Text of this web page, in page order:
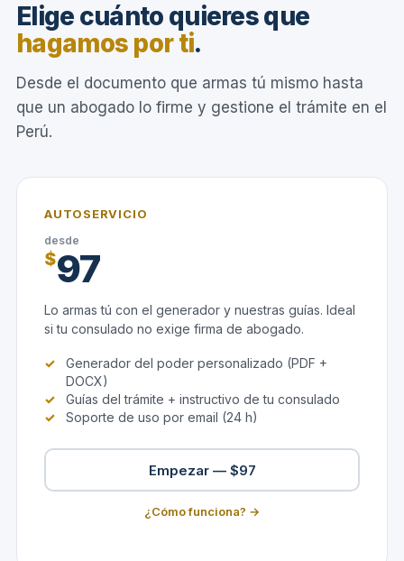
Elige cuánto quieres que
hagamos por ti.
Desde el documento que armas tú mismo hasta
que un abogado lo firme y gestione el trámite en el
Perú.
AUTOSERVICIO
desde
$97
Lo armas tú con el generador y nuestras guías. Ideal
si tu consulado no exige firma de abogado.
Generador del poder personalizado (PDF +
DOCX)
Guías del trámite + instructivo de tu consulado
Soporte de uso por email (24 h)
Empezar — $97
¿Cómo funciona? →